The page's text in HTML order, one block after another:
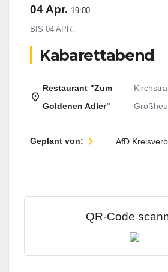
04 Apr. 19:00
BIS 04 APR.
Kabarettabend
Restaurant "Zum
Goldenen Adler"
Geplant von: AfD
QR-Code